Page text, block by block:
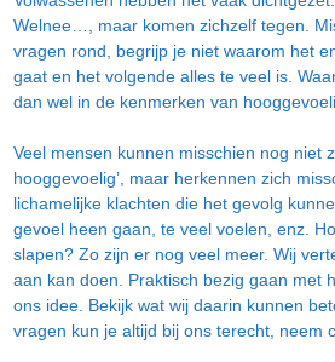
Welnee…, maar komen zichzelf tegen.
vragen rond, begrijp je niet waarom het
gaat en het volgende alles te veel is.
dan wel in de kenmerken van
Veel mensen kunnen misschien nog niet
hooggevoelig’, maar herkennen zich
lichamelijke klachten die het gevolg
gevoel heen gaan, te veel voelen, enz.
slapen? Zo zijn er nog veel meer. Wij
aan kan doen. Praktisch bezig gaan met
ons idee. Bekijk wat wij daarin kunnen
vragen kun je altijd bij ons terecht, neem